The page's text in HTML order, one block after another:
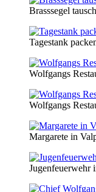
Brasssegel
Tagestank
Wolfgangs
Wolfgangs
Margarete in
Jugenfeuerwehr